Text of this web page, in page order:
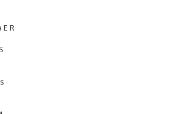
E R